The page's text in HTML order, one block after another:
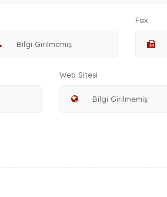
Fax
Web Sitesi